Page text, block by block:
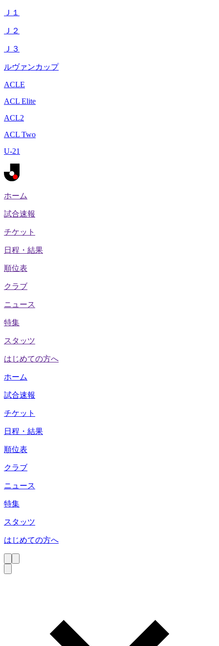
Ｊ１
Ｊ２
Ｊ３
ルヴァンカップ
ACLE
ACL Elite
ACL2
ACL Two
U-21
ホーム
試合速報
チケット
日程・結果
順位表
クラブ
ニュース
特集
スタッツ
はじめての方へ
ホーム
試合速報
チケット
日程・結果
順位表
クラブ
ニュース
特集
スタッツ
はじめての方へ